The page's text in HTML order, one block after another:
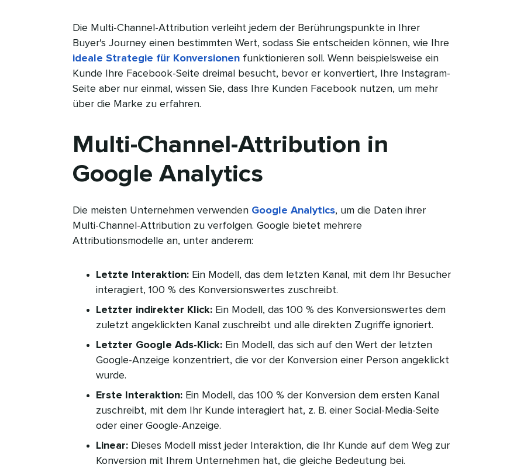
Die Multi-Channel-Attribution verleiht jedem der Berührungspunkte in Ihrer
Buyer's Journey einen bestimmten Wert, sodass Sie entscheiden können, wie Ihre
ideale Strategie für Konversionen funktionieren soll. Wenn beispielsweise ein
Kunde Ihre Facebook-Seite dreimal besucht, bevor er konvertiert, Ihre Instagram-
Seite aber nur einmal, wissen Sie, dass Ihre Kunden Facebook nutzen, um mehr
über die Marke zu erfahren.​​
Multi-Channel-Attribution in
Google Analytics​​
Die meisten Unternehmen verwenden Google Analytics, um die Daten ihrer
Multi-Channel-Attribution zu verfolgen. Google bietet mehrere
Attributionsmodelle an, unter anderem:​​
Letzte Interaktion: Ein Modell, das dem letzten Kanal, mit dem Ihr Besucher
interagiert, 100 % des Konversionswertes zuschreibt.​​
Letzter indirekter Klick: Ein Modell, das 100 % des Konversionswertes dem
zuletzt angeklickten Kanal zuschreibt und alle direkten Zugriffe ignoriert.​​
Letzter Google Ads-Klick: Ein Modell, das sich auf den Wert der letzten
Google-Anzeige konzentriert, die vor der Konversion einer Person angeklickt
wurde.​​
Erste Interaktion: Ein Modell, das 100 % der Konversion dem ersten Kanal
zuschreibt, mit dem Ihr Kunde interagiert hat, z. B. einer Social-Media-Seite
oder einer Google-Anzeige.​​
Linear: Dieses Modell misst jeder Interaktion, die Ihr Kunde auf dem Weg zur
Konversion mit Ihrem Unternehmen hat, die gleiche Bedeutung bei.​​